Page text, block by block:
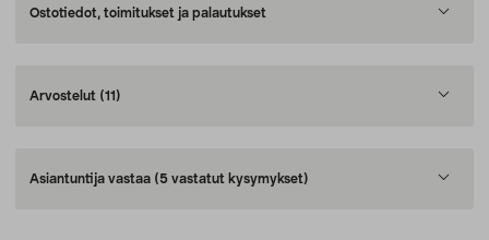
Ostotiedot, toimitukset ja palautukset
Arvostelut (11)
Asiantuntija vastaa (5 vastatut kysymykset)